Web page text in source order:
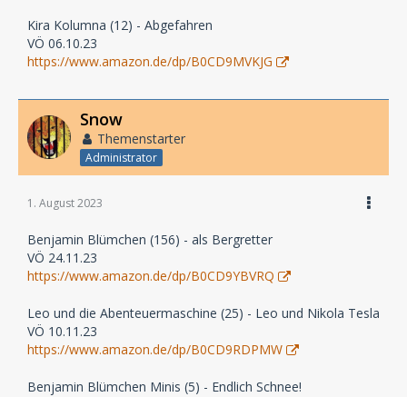
Kira Kolumna (12) - Abgefahren
VÖ 06.10.23
https://www.amazon.de/dp/B0CD9MVKJG
Snow
Themenstarter
Administrator
1. August 2023
Benjamin Blümchen (156) - als Bergretter
VÖ 24.11.23
https://www.amazon.de/dp/B0CD9YBVRQ
Leo und die Abenteuermaschine (25) - Leo und Nikola Tesla
VÖ 10.11.23
https://www.amazon.de/dp/B0CD9RDPMW
Benjamin Blümchen Minis (5) - Endlich Schnee!